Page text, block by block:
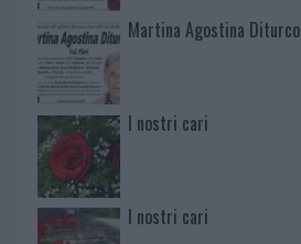
Martina Agostina Diturco
I nostri cari
I nostri cari